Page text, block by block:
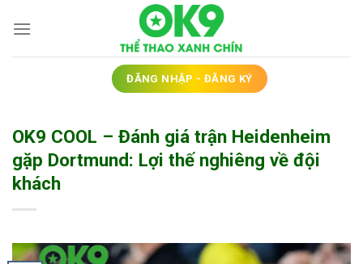
qua
ĐĂNG NHẬP - ĐĂNG KÝ
OK9 COOL – Đánh giá trận Heidenheim
gặp Dortmund: Lợi thế nghiêng về đội
khách